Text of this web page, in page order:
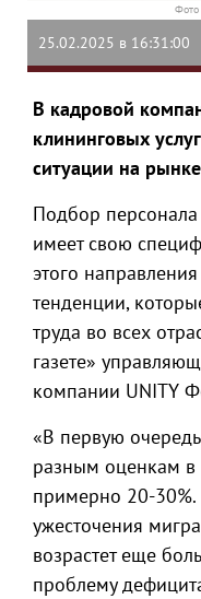
Фото
25.02.2025 в 16:31:00
В кадровой
клининговых
ситуации на рынке
Подбор
имеет свою
этого
тенденции,
труда во всех
газете»
компании UNITY
«В первую
разным оценкам
примерно 20-30%.
ужесточения
возрастет еще
проблему